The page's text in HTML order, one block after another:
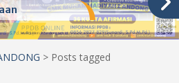
> Posts tagged